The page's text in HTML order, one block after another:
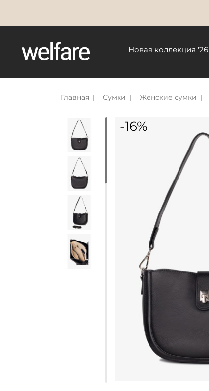
Новая коллекция '26
Главная Сумки Женские сумки
-16%